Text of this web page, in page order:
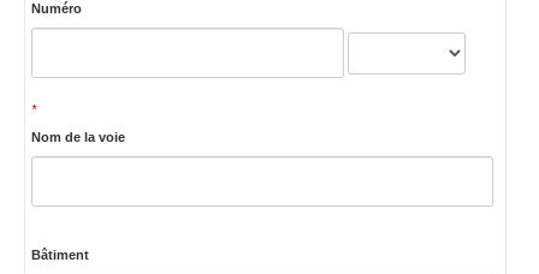
Numéro
*
Nom de la voie
Bâtiment